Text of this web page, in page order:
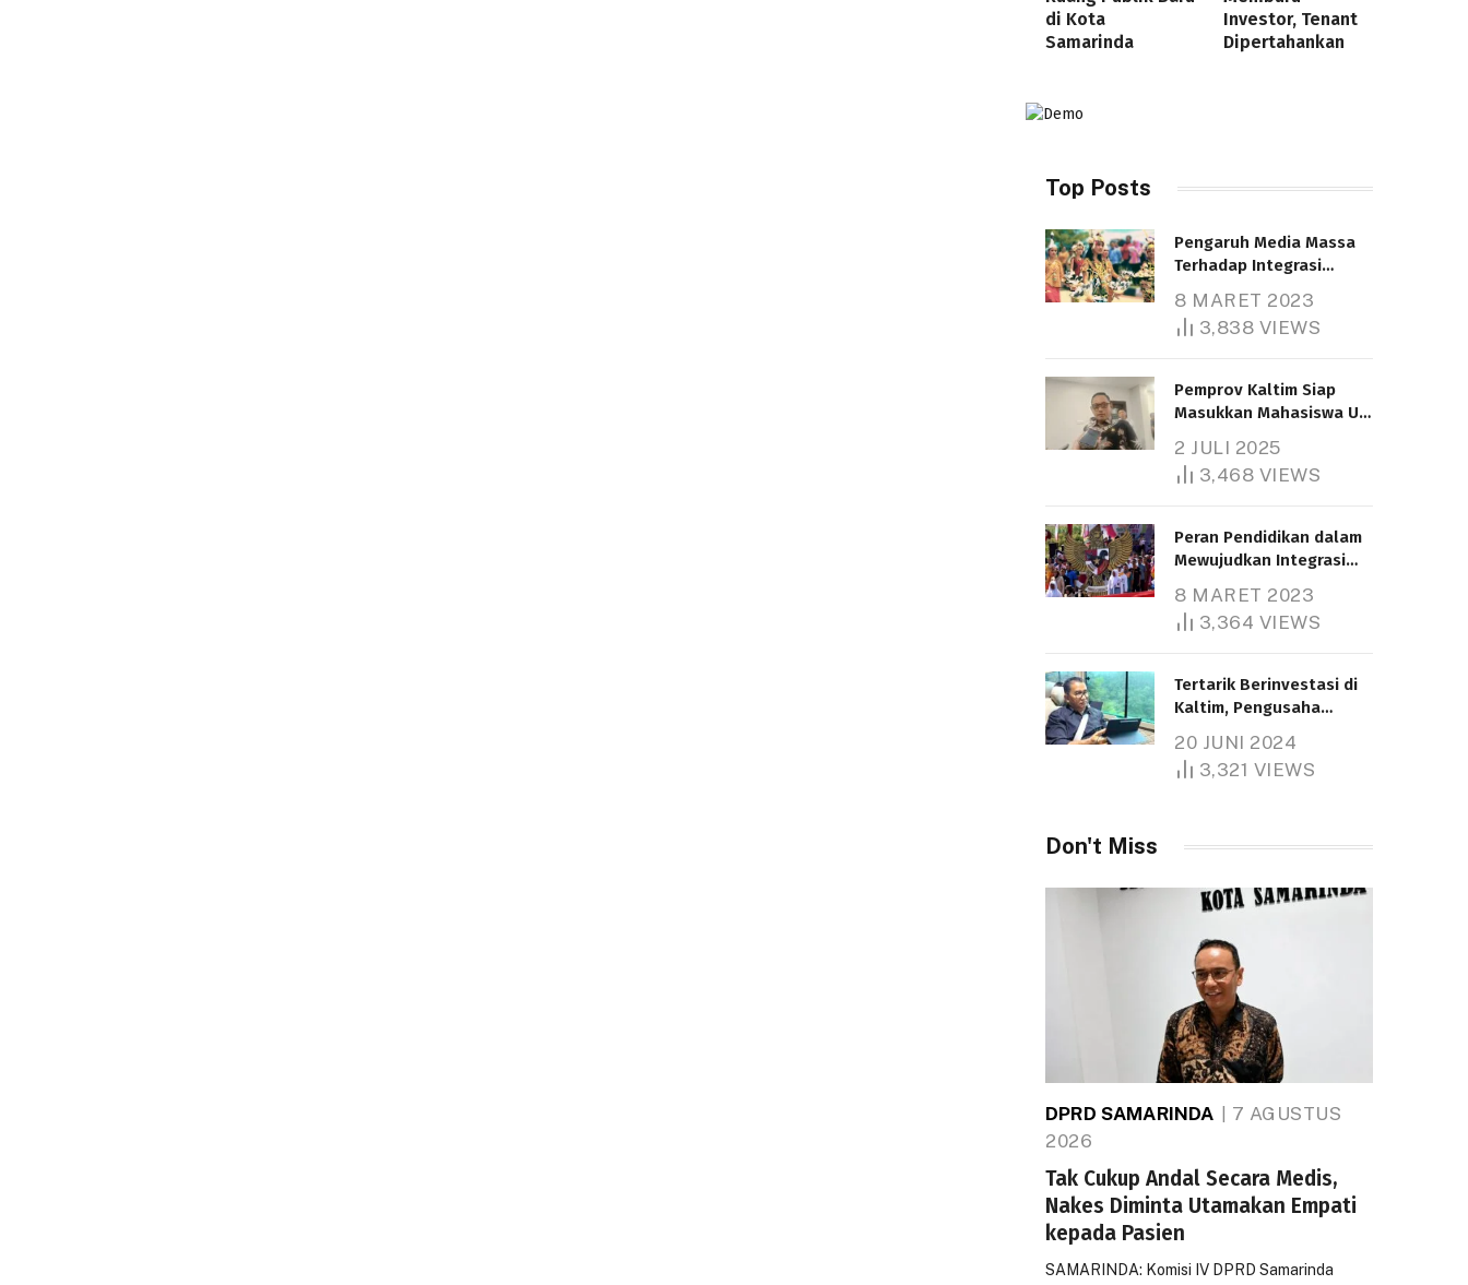
di Kota
Samarinda
Investor, Tenant
Dipertahankan
Top Posts
Pengaruh Media Massa
Terhadap Integrasi
8 MARET 2023
3,838 VIEWS
Pemprov Kaltim Siap
Masukkan Mahasiswa UT
Bantuan Pendidikan
Gratispol
2 JULI 2025
3,468 VIEWS
Peran Pendidikan dalam
Mewujudkan Integrasi
8 MARET 2023
3,364 VIEWS
Tertarik Berinvestasi di
Kaltim, Pengusaha
1.000 Hektare
20 JUNI 2024
3,321 VIEWS
Don't Miss
DPRD SAMARINDA
7 AGUSTUS
2026
Tak Cukup Andal Secara Medis,
Nakes Diminta Utamakan Empati
kepada Pasien
SAMARINDA: Komisi IV DPRD Samarinda